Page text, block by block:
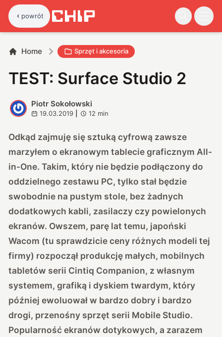
powrót
Home Sprzęt i akcesoria
TEST: Surface Studio 2
P
Piotr Sokołowski
19.03.2019 12 min
Odkąd zajmuję się sztuką cyfrową zawsze
marzyłem o ekranowym tablecie graficznym All-
in-One. Takim, który nie będzie podłączony do
oddzielnego zestawu PC, tylko stał będzie
swobodnie na pustym stole, bez żadnych
dodatkowych kabli, zasilaczy czy powielonych
ekranów. Owszem, parę lat temu, japoński
Wacom (tu sprawdzicie ceny różnych modeli tej
firmy) rozpoczął produkcję małych, mobilnych
tabletów serii Cintiq Companion, z własnym
systemem, grafiką i dyskiem twardym, który
później ewoluował w bardzo dobry i bardzo
drogi, przenośny sprzęt serii Mobile Studio.
Popularność ekranów dotykowych, a zarazem